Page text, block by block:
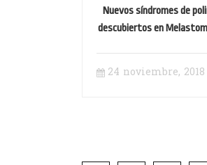
Nuevos síndromes de
descubiertos en
24 noviembre, 2018